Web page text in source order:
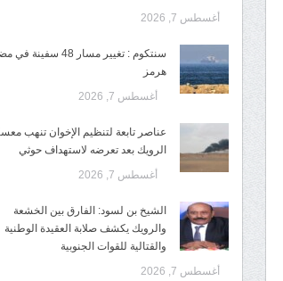
أغسطس 7, 2026
سنتكوم : تغيير مسار 48
هرمز
أغسطس 7, 2026
عناصر تابعة لتنظيم الإخوان تنهب
الرويك بعد تعرضه لاستهداف حوثي
أغسطس 7, 2026
الشيخ بن لسود: الفارق بين الخشعة
والرويك يكشف صلابة العقيدة الوطنية
والقتالية للقوات الجنوبية
أغسطس 7, 2026